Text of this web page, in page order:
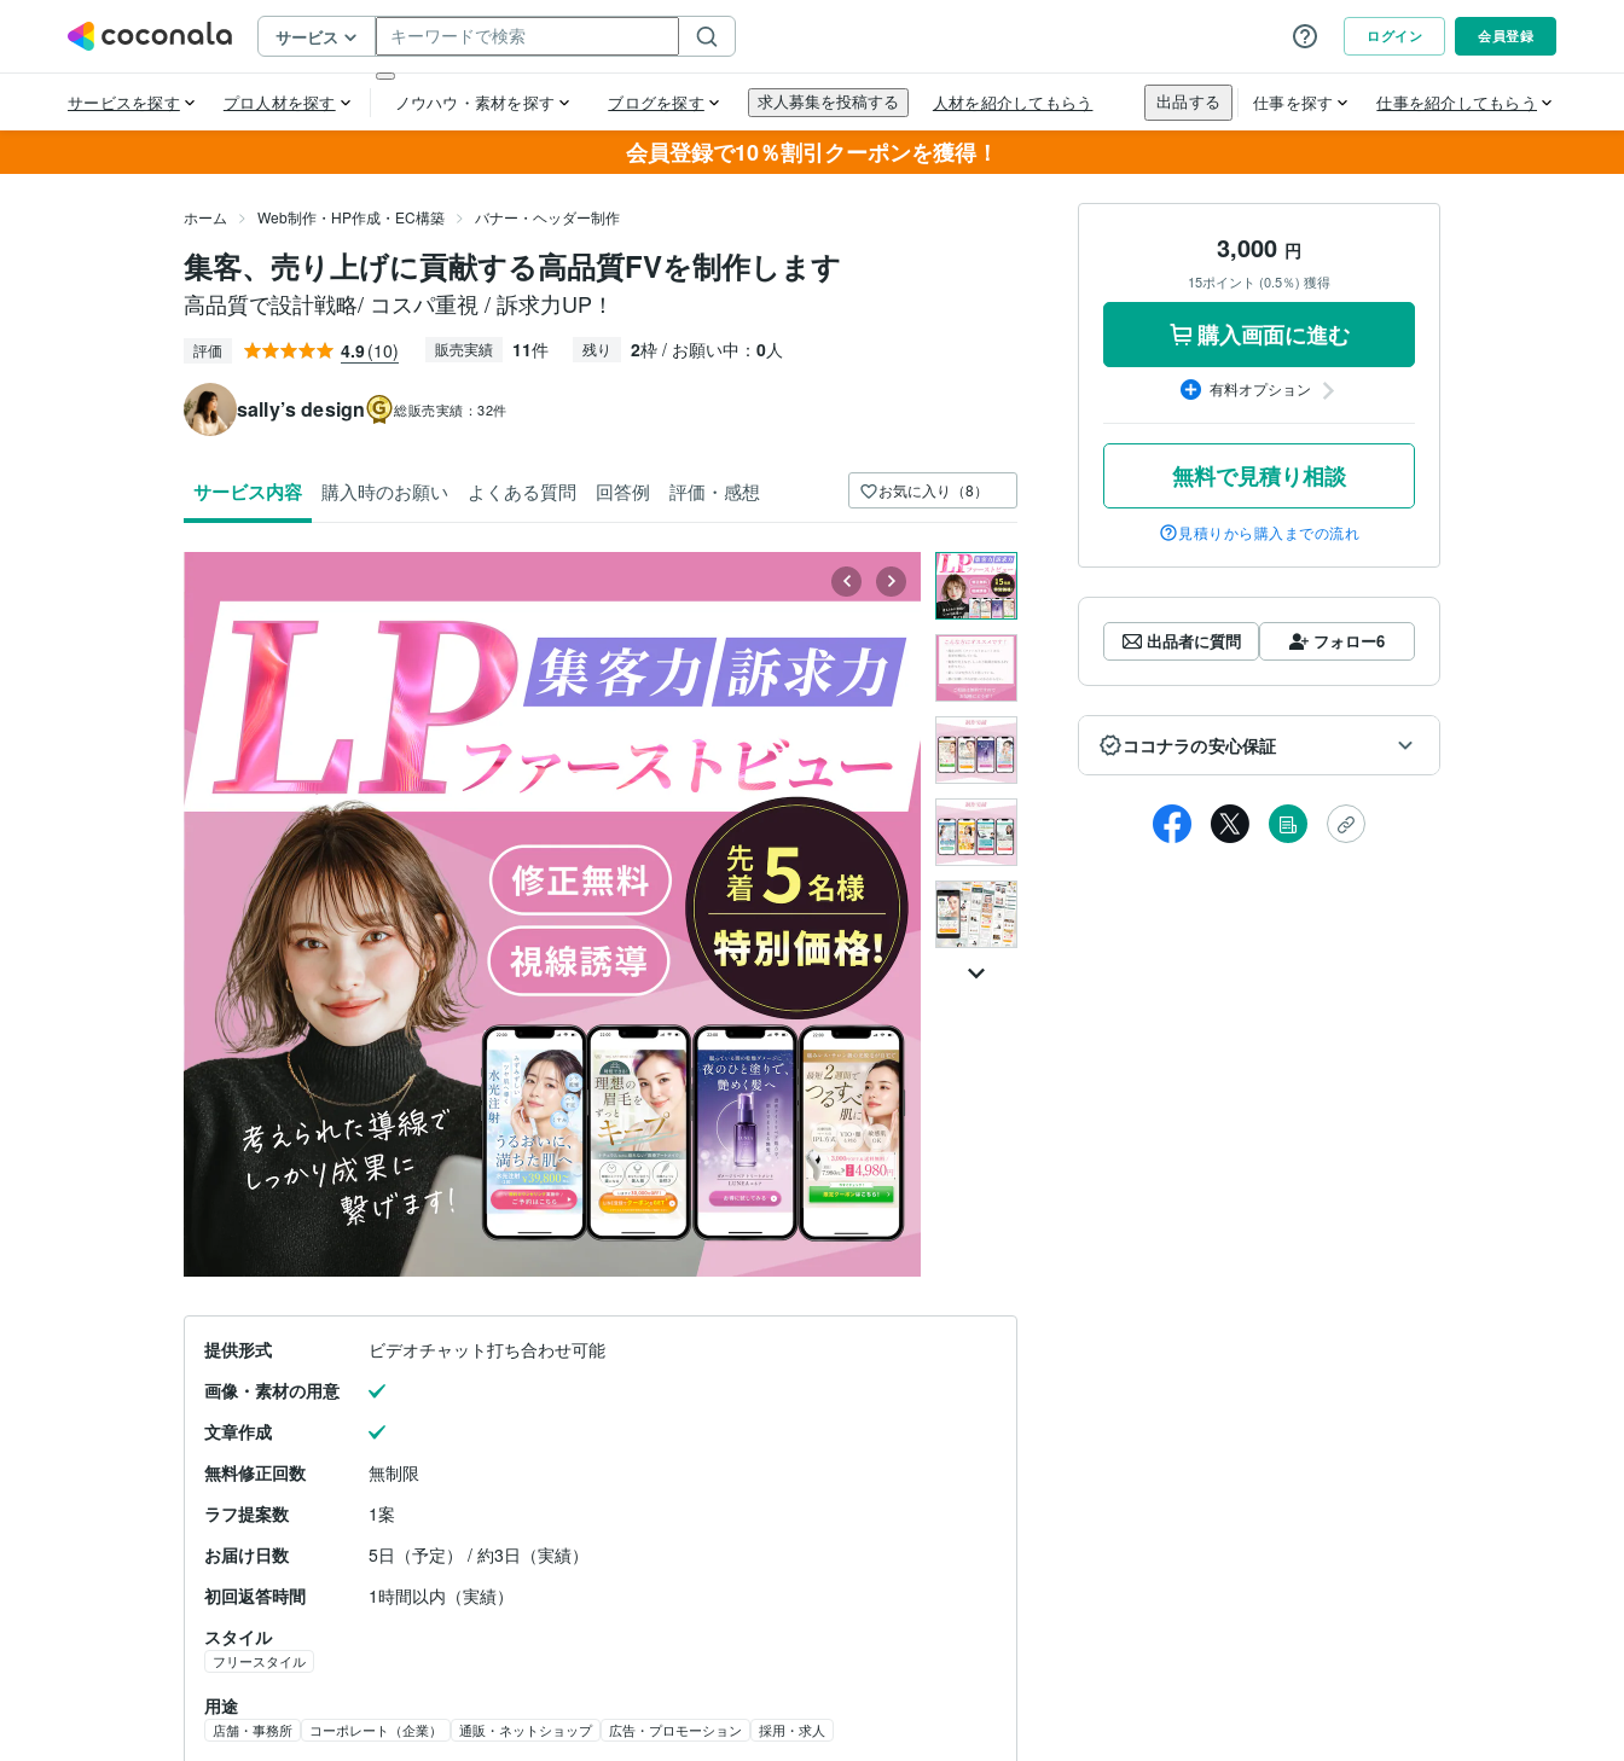
会員登録で10％割引クーポンを獲得！
ホーム Web制作・HP作成・EC構築 バナー・ヘッダー制作
集客、売り上げに貢献する高品質FVを制作します
高品質で設計戦略/ コスパ重視 / 訴求力UP！
評価 4.9(10) 販売実績 11件 残り 2枠 / お願い中： 0人
sally’s design 総販売実績：32件
サービス内容 購入時のお願い よくある質問 回答例 評価・感想 お気に入り（8）
提供形式
ビデオチャット打ち合わせ可能
画像・素材の用意
文章作成
無料修正回数
無制限
ラフ提案数
1案
お届け日数
5日（予定） / 約3日（実績）
初回返答時間
1時間以内（実績）
スタイル
フリースタイル
用途
店舗・事務所 コーポレート（企業） 通販・ネットショップ 広告・プロモーション 採用・求人
3,000 円
15ポイント (0.5％) 獲得
購入画面に進む
有料オプション
無料で見積り相談
見積りから購入までの流れ
出品者に質問 フォロー6
ココナラの安心保証